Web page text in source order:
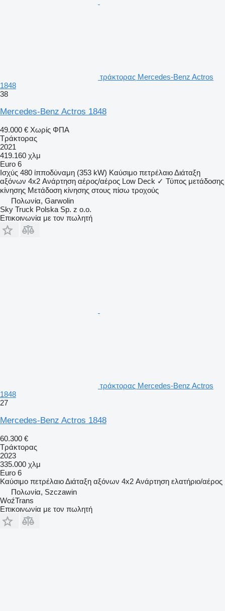
τράκτορας Mercedes-Benz Actros
1848
38
Mercedes-Benz Actros 1848
49.000 € Χωρίς ΦΠΑ
Τράκτορας
2021
419.160 χλμ
Euro 6
Ισχύς 480 ίπποδύναμη (353 kW) Καύσιμο πετρέλαιοΔιάταξη
αξόνων 4x2 Ανάρτηση αέρος/αέρος Low Deck ✓ Τύπος μετάδοσης
κίνησης Μετάδοση κίνησης στους πίσω τροχούς
Πολωνία, Garwolin
Sky Truck Polska Sp. z o.o.
Επικοινωνία με τον πωλητή
τράκτορας Mercedes-Benz Actros
1848
27
Mercedes-Benz Actros 1848
60.300 €
Τράκτορας
2023
335.000 χλμ
Euro 6
Καύσιμο πετρέλαιοΔιάταξη αξόνων 4x2 Ανάρτηση ελατήριο/αέρος
Πολωνία, Szczawin
WoźTrans
Επικοινωνία με τον πωλητή